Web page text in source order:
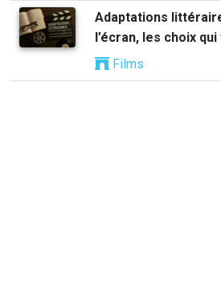
Adaptations
l’écran, les choix
Films